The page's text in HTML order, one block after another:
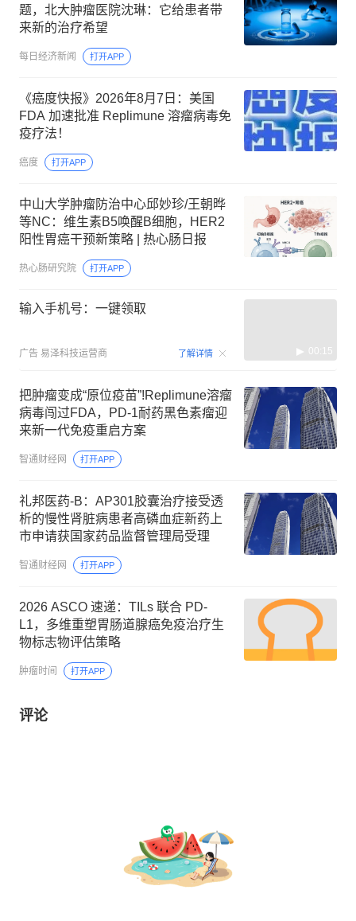
题，北大肿瘤医院沈琳：它给患者带
来新的治疗希望
每日经济新闻 打开APP
《癌度快报》2026年8月7日：美国
FDA 加速批准 Replimune 溶瘤病毒免
疫疗法！
癌度 打开APP
中山大学肿瘤防治中心邱妙珍/王朝晔
等NC：维生素B5唤醒B细胞，HER2
阳性胃癌干预新策略 | 热心肠日报
热心肠研究院 打开APP
输入手机号：一键领取
广告 易泽科技运营商 了解详情 00:15
把肿瘤变成“原位疫苗”!Replimune溶瘤
病毒闯过FDA，PD-1耐药黑色素瘤迎
来新一代免疫重启方案
智通财经网 打开APP
礼邦医药-B：AP301胶囊治疗接受透
析的慢性肾脏病患者高磷血症新药上
市申请获国家药品监督管理局受理
智通财经网 打开APP
2026 ASCO 速递：TILs 联合 PD-
L1，多维重塑胃肠道腺癌免疫治疗生
物标志物评估策略
肿瘤时间 打开APP
评论